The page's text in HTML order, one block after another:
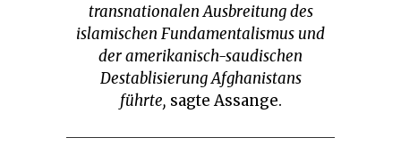
transnationalen Ausbreitung des
islamischen Fundamentalismus und
der amerikanisch-saudischen
Destablisierung Afghanistans
führte, sagte Assange.